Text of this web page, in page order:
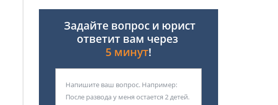
Задайте вопрос и юрист
ответит вам через
5 минут!